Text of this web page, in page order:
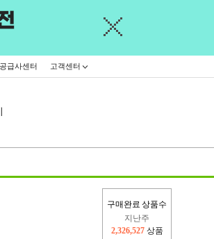
급사센터 고객센터
구매완료 상품수
이번주
2,276,789 상품